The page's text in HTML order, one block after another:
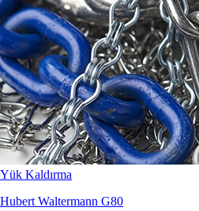
Yük Kaldırma
Hubert Waltermann G80
Terrier
RopeBlock
Nemag
Talurit